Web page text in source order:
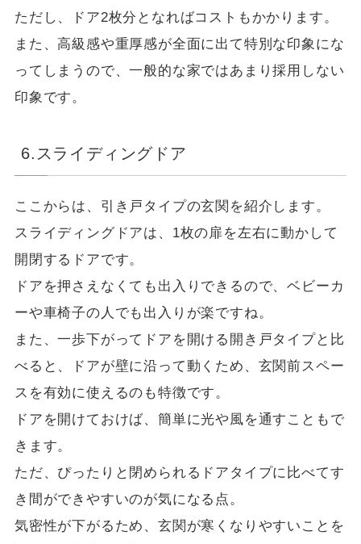
ただし、ドア2枚分となればコストもかかります。
また、高級感や重厚感が全面に出て特別な印象にな
ってしまうので、一般的な家ではあまり採用しない
印象です。
6.スライディングドア
ここからは、引き戸タイプの玄関を紹介します。
スライディングドアは、1枚の扉を左右に動かして
開閉するドアです。
ドアを押さえなくても出入りできるので、ベビーカ
ーや車椅子の人でも出入りが楽ですね。
また、一歩下がってドアを開ける開き戸タイプと比
べると、ドアが壁に沿って動くため、玄関前スペー
スを有効に使えるのも特徴です。
ドアを開けておけば、簡単に光や風を通すこともで
きます。
ただ、ぴったりと閉められるドアタイプに比べてす
き間ができやすいのが気になる点。
気密性が下がるため、玄関が寒くなりやすいことを